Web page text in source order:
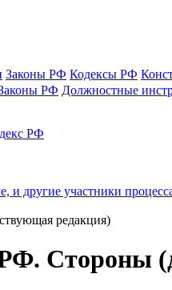
Законы РФ Кодексы РФ
РФ Должностные
РФ
и другие участники
редакция)
Стороны